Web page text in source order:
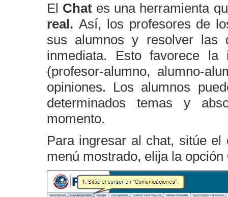
El Chat es una herramienta
real. Así, los profesores de
sus alumnos y resolver las
inmediata. Esto favorece la
(profesor-alumno, alumno-
opiniones. Los alumnos
determinados temas y
momento.
Para ingresar al chat, sitúe
menú mostrado, elija la opción